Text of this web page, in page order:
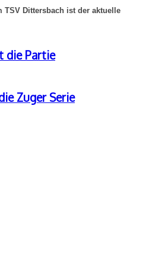
TSV Dittersbach ist der aktuelle
die Partie
Zuger Serie